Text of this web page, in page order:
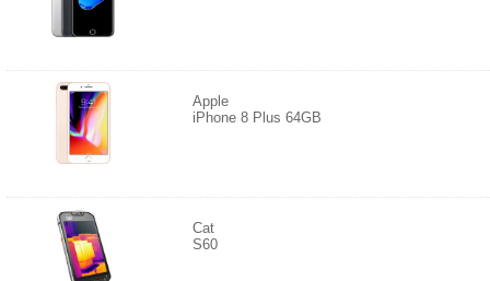
Apple
iPhone 8 Plus 64GB
Cat
S60